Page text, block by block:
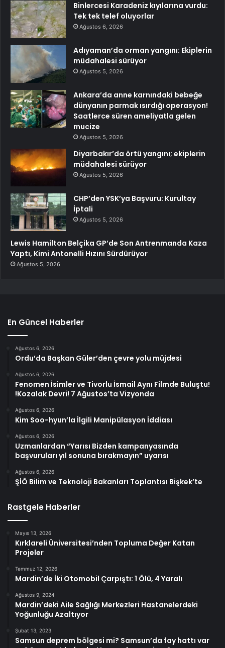
Binlercesi Karadeniz kıyılarına vurdu:
Tek tek telef oluyorlar
Ağustos 6, 2026
Adıyaman’da orman yangını: Ekiplerin
müdahalesi sürüyor
Ağustos 5, 2026
Ankara’da anne karnındaki bebeğe
dünyanın parmak ısırdığı operasyon!
Saatlerce süren ameliyatla gelen
mucize
Ağustos 5, 2026
Diyarbakır’da örtü yangını; ekiplerin
müdahalesi sürüyor
Ağustos 5, 2026
CHP’den YSK’ya Başvuru: Kurultay
İptali
Ağustos 5, 2026
Lewis Hamilton Belçika GP’de Son Antrenmanda Kaza
Yaptı, Kimi Antonelli Hızını Sürdürüyor
Ağustos 5, 2026
En Güncel Haberler
Ağustos 6, 2026
Ordu’da Başkan Güler’den çevre yolu müjdesi
Ağustos 6, 2026
Fenomen İsimler ve Tivorlu İsmail Aynı Filmde Buluştu!
!Kozalak Devri! 7 Ağustos’ta Vizyonda
Ağustos 6, 2026
Kim Soo-hyun’la İlgili Manipülasyon İddiası
Ağustos 6, 2026
Uzmanlardan “Yarısı Bizden kampanyasında
başvuruları yıl sonuna bırakmayın” uyarısı
Ağustos 6, 2026
ŞİÖ Bilim ve Teknoloji Bakanları Toplantısı Bişkek’te
Rastgele Haberler
Mayıs 13, 2026
Kırklareli Üniversitesi’nden Topluma Değer Katan
Projeler
Temmuz 12, 2026
Mardin’de İki Otomobil Çarpıştı: 1 Ölü, 4 Yaralı
Ağustos 9, 2024
Mardin’deki Aile Sağlığı Merkezleri Hastanelerdeki
Yoğunluğu Azaltıyor
Şubat 13, 2023
Samsun deprem bölgesi mi? Samsun’da fay hattı var